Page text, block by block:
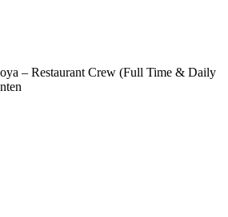
– Restaurant Crew (Full Time & Daily